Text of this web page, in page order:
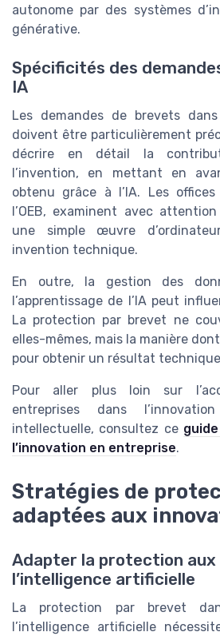
autonome par des systèmes
générative.
Spécificités des
IA
Les demandes de brevets
doivent être particulièrement
décrire en détail la
l’invention, en mettant en
obtenu grâce à l’IA. Les
l’OEB, examinent avec
une simple œuvre
invention technique.
En outre, la gestion des
l’apprentissage de l’IA peut
La protection par brevet ne
elles-mêmes, mais la manière
pour obtenir un résultat
Pour aller plus loin sur
entreprises dans
intellectuelle, consultez ce
l’innovation en entreprise.
Stratégies de
adaptées aux
Adapter la protection
l’intelligence artificielle
La protection par brevet
l’intelligence artificielle